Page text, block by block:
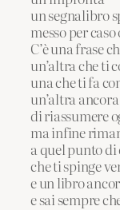
un segnalibro
messo per
C’è una frase
un’altra che ti
una che ti fa
un’altra
di riassumere
ma infine
a quel punto
che ti spinge
e un libro
e sai sempre